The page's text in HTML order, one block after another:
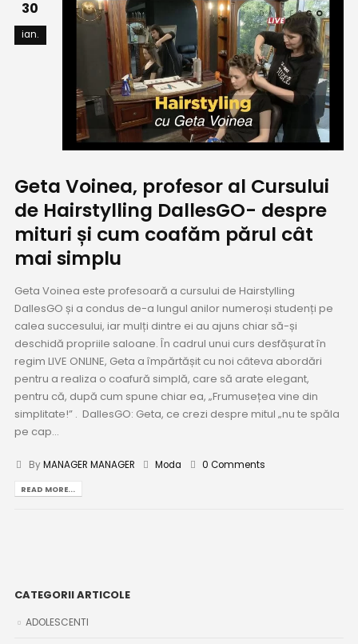
30
ian.
Geta Voinea, profesor al Cursului
de Hairstylling DallesGO- despre
mituri și cum coafăm părul cât
mai simplu
Geta Voinea este profesoară a cursului de Hairstylling
DallesGO și a condus de-a lungul anilor numeroși studenți pe
calea succesului, iar mulți dintre ei au ajuns chiar să-și
deschidă propriile saloane. În cadrul unui curs desfășurat în
regim LIVE ONLINE, Geta a împărtășit cu noi câteva abordări
pentru a realiza o coafură simplă, care să arate elegant,
pentru că, după cum spune chiar ea, „Frumusețea vine din
simplitate!” . DallesGO: Geta, ce crezi despre mitul „nu te spăla
pe cap...
ByMANAGER MANAGER Moda 0 Comments
READ MORE...
CATEGORII ARTICOLE
ADOLESCENTI